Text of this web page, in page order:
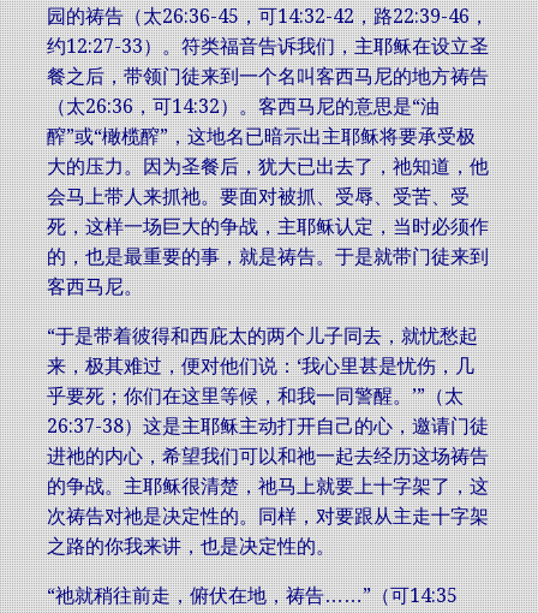
园的祷告（太26:36-45，可14:32-42，路22:39-46，
约12:27-33）。符类福音告诉我们，主耶稣在设立圣
餐之后，带领门徒来到一个名叫客西马尼的地方祷告
（太26:36，可14:32）。客西马尼的意思是“油
醡”或“橄榄醡”，这地名已暗示出主耶稣将要承受极
大的压力。因为圣餐后，犹大已出去了，祂知道，他
会马上带人来抓祂。要面对被抓、受辱、受苦、受
死，这样一场巨大的争战，主耶稣认定，当时必须作
的，也是最重要的事，就是祷告。于是就带门徒来到
客西马尼。
“于是带着彼得和西庇太的两个儿子同去，就忧愁起
来，极其难过，便对他们说：‘我心里甚是忧伤，几
乎要死；你们在这里等候，和我一同警醒。’”（太
26:37-38）这是主耶稣主动打开自己的心，邀请门徒
进祂的内心，希望我们可以和祂一起去经历这场祷告
的争战。主耶稣很清楚，祂马上就要上十字架了，这
次祷告对祂是决定性的。同样，对要跟从主走十字架
之路的你我来讲，也是决定性的。
“祂就稍往前走，俯伏在地，祷告……”（可14:35